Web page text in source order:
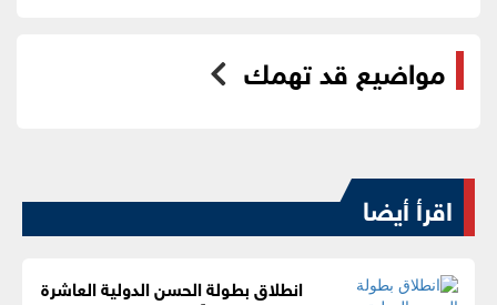
مواضيع قد تهمك
اقرأ أيضا
انطلاق بطولة الحسن الدولية العاشرة